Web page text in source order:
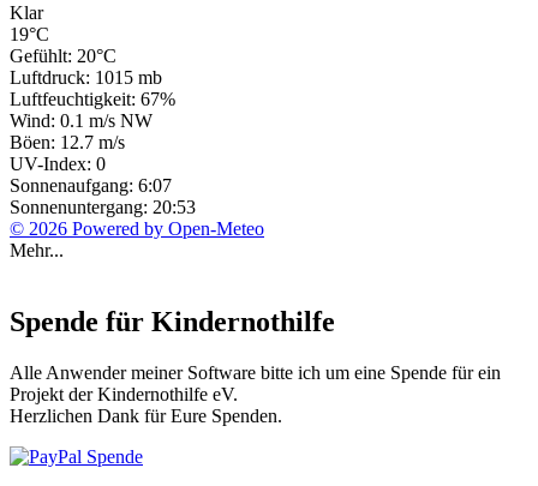
Klar
19°C
Gefühlt: 20°C
Luftdruck: 1015 mb
Luftfeuchtigkeit: 67%
Wind: 0.1 m/s NW
Böen: 12.7 m/s
UV-Index: 0
Sonnenaufgang: 6:07
Sonnenuntergang: 20:53
© 2026 Powered by Open-Meteo
Mehr...
Spende für Kindernothilfe
Alle Anwender meiner Software bitte ich um eine Spende für ein
Projekt der Kindernothilfe eV.
Herzlichen Dank für Eure Spenden.